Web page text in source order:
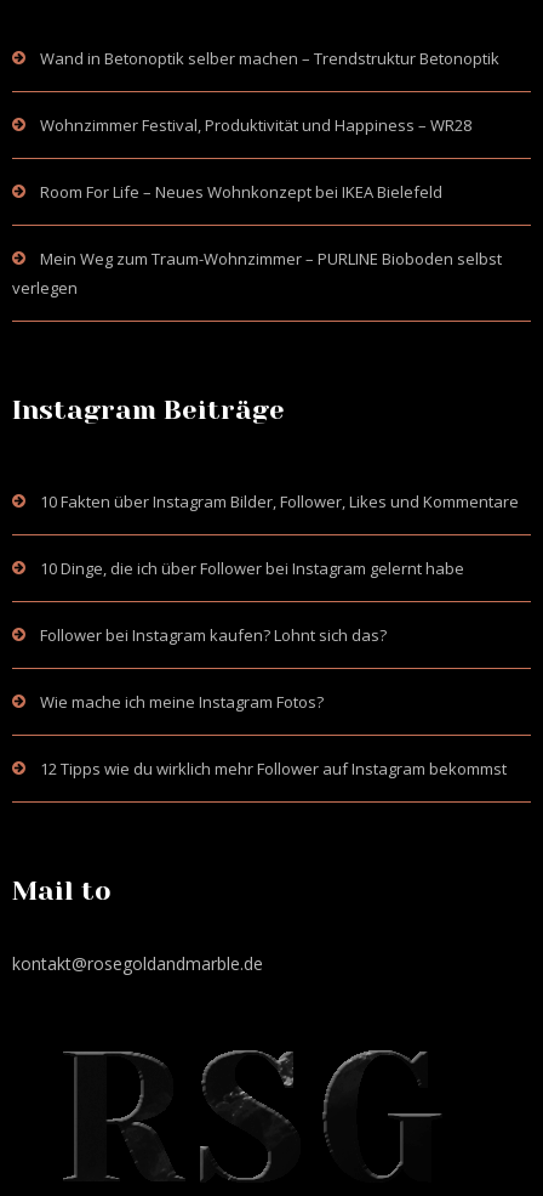
Wand in Betonoptik selber machen – Trendstruktur Betonoptik
Wohnzimmer Festival, Produktivität und Happiness – WR28
Room For Life – Neues Wohnkonzept bei IKEA Bielefeld
Mein Weg zum Traum-Wohnzimmer – PURLINE Bioboden selbst
verlegen
Instagram Beiträge
10 Fakten über Instagram Bilder, Follower, Likes und Kommentare
10 Dinge, die ich über Follower bei Instagram gelernt habe
Follower bei Instagram kaufen? Lohnt sich das?
Wie mache ich meine Instagram Fotos?
12 Tipps wie du wirklich mehr Follower auf Instagram bekommst
Mail to
kontakt@rosegoldandmarble.de